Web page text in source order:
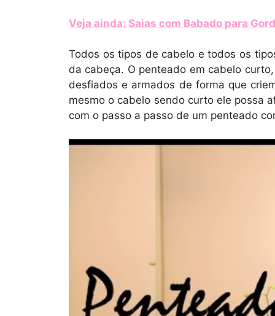
Veja ainda: Saias com Babado para
Todos os tipos de cabelo e todos os
da cabeça. O penteado em cabelo
desfiados e armados de forma que
mesmo o cabelo sendo curto ele possa
com o passo a passo de um penteado